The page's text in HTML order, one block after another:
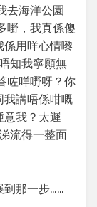
去海洋公園
嘢，我真係傻
係用咩心情嚟
知我寧願無
咗咩嘢呀？你
我講唔係咁嘅
意我？太遲
流得一整面
到那一步……